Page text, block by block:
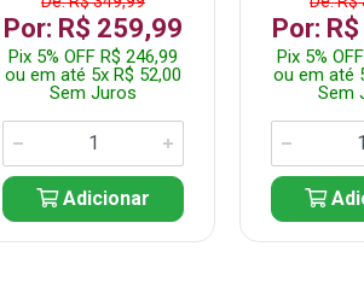
Por: R$ 259,99
Pix 5% OFF R$ 246,99
ou em até 5x R$ 52,00
Sem Juros
Adicionar
Por:
Pix 5%
ou em até
Sem